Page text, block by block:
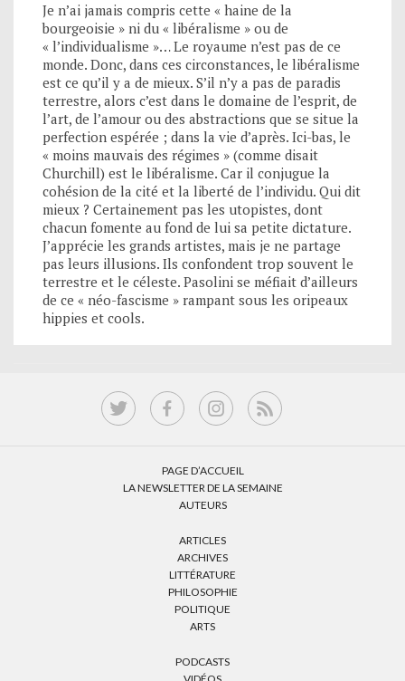
Je n’ai jamais compris cette « haine de la
bourgeoisie » ni du « libéralisme » ou de
« l’individualisme »… Le royaume n’est pas de ce
monde. Donc, dans ces circonstances, le libéralisme
est ce qu’il y a de mieux. S’il n’y a pas de paradis
terrestre, alors c’est dans le domaine de l’esprit, de
l’art, de l’amour ou des abstractions que se situe la
perfection espérée ; dans la vie d’après. Ici-bas, le
« moins mauvais des régimes » (comme disait
Churchill) est le libéralisme. Car il conjugue la
cohésion de la cité et la liberté de l’individu. Qui dit
mieux ? Certainement pas les utopistes, dont
chacun fomente au fond de lui sa petite dictature.
J’apprécie les grands artistes, mais je ne partage
pas leurs illusions. Ils confondent trop souvent le
terrestre et le céleste. Pasolini se méfiait d’ailleurs
de ce « néo-fascisme » rampant sous les oripeaux
hippies et cools.
PAGE D’ACCUEIL
LA NEWSLETTER DE LA SEMAINE
AUTEURS
ARTICLES
ARCHIVES
LITTÉRATURE
PHILOSOPHIE
POLITIQUE
ARTS
PODCASTS